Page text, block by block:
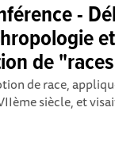
-
de
de race,
siècle, et